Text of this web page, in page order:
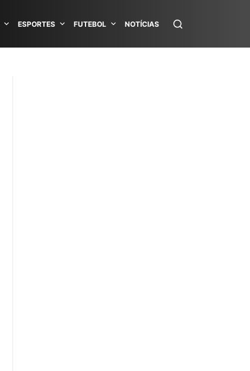
ESPORTES FUTEBOL NOTÍCIAS